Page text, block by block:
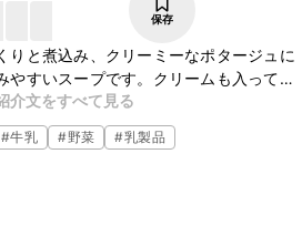
保存
りと煮込み、クリーミーなポタージュに
やすいスープです。クリームも入ってい
ですよ。簡単ですのでぜひ一度試してみ
介文をすべて見る
#牛乳 #野菜 #乳製品